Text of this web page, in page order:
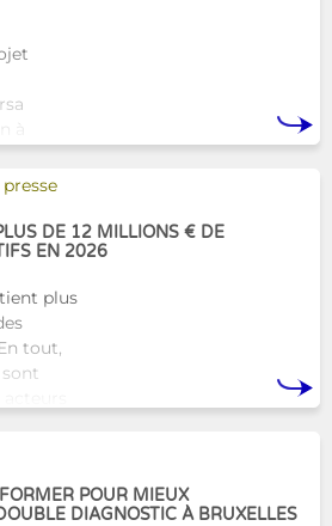
à
et
DE 12 MILLIONS € DE
EN 2026
plus
tout,
POUR MIEUX
DIAGNOSTIC À BRUXELLES